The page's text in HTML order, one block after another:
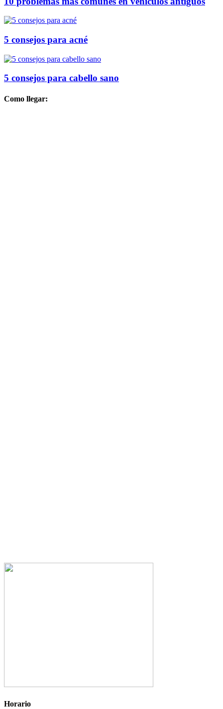
5 consejos para acné
5 consejos para cabello sano
Como llegar:
Horario